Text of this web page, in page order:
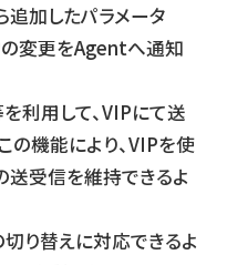
加したパラメータ
変更をAgentへ通知
利用して、VIPにて送
の機能により、VIPを使
受信を維持できるよ
り替えに対応できるよ